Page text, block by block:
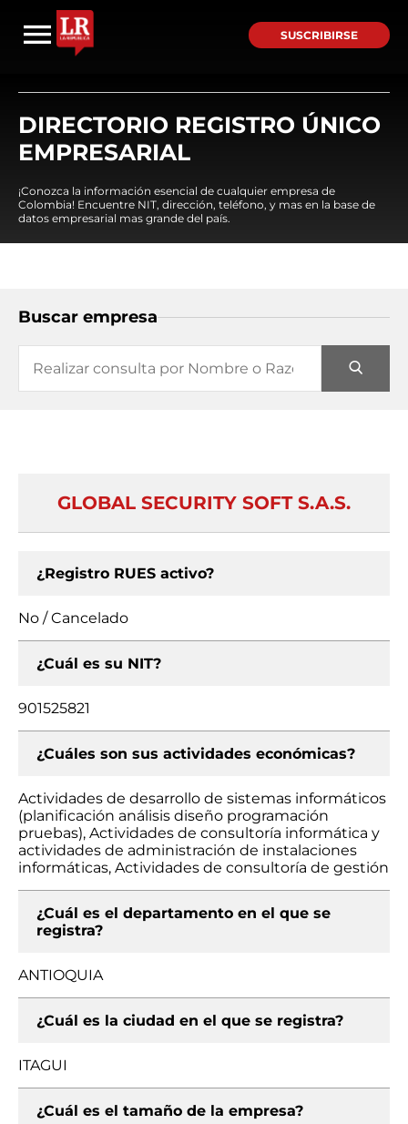
SUSCRIBIRSE
DIRECTORIO REGISTRO ÚNICO
EMPRESARIAL
¡Conozca la información esencial de cualquier empresa de
Colombia! Encuentre NIT, dirección, teléfono, y mas en la base de
datos empresarial mas grande del país.
Buscar empresa
GLOBAL SECURITY SOFT S.A.S.
¿Registro RUES activo?
No / Cancelado
¿Cuál es su NIT?
901525821
¿Cuáles son sus actividades económicas?
Actividades de desarrollo de sistemas informáticos
(planificación análisis diseño programación
pruebas), Actividades de consultoría informática y
actividades de administración de instalaciones
informáticas, Actividades de consultoría de gestión
¿Cuál es el departamento en el que se
registra?
ANTIOQUIA
¿Cuál es la ciudad en el que se registra?
ITAGUI
¿Cuál es el tamaño de la empresa?